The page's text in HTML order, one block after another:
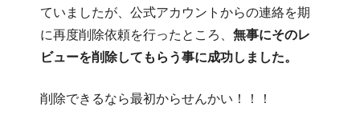
ていましたが、公式アカウントからの連絡を期
に再度削除依頼を行ったところ、 無事にそのレ
ビューを削除してもらう事に成功しました。
削除できるなら最初からせんかい！！！